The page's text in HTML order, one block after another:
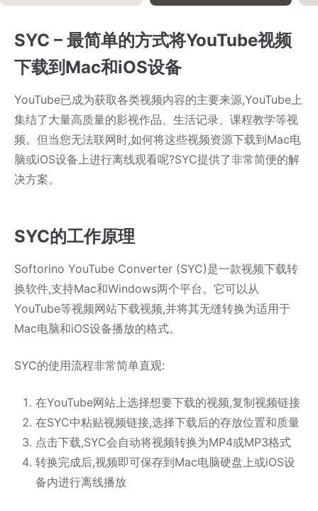
SYC – 最简单的方式将YouTube视频
下载到Mac和iOS设备
YouTube已成为获取各类视频内容的主要来源,YouTube上
集结了大量高质量的影视作品、生活记录、课程教学等视
频。但当您无法联网时,如何将这些视频资源下载到Mac电
脑或iOS设备上进行离线观看呢?SYC提供了非常简便的解
决方案。
SYC的工作原理
Softorino YouTube Converter (SYC)是一款视频下载转
换软件,支持Mac和Windows两个平台。它可以从
YouTube等视频网站下载视频,并将其无缝转换为适用于
Mac电脑和iOS设备播放的格式。
SYC的使用流程非常简单直观:
在YouTube网站上选择想要下载的视频,复制视频链接
在SYC中粘贴视频链接,选择下载后的存放位置和质量
点击下载,SYC会自动将视频转换为MP4或MP3格式
转换完成后,视频即可保存到Mac电脑硬盘上或iOS设
备内进行离线播放